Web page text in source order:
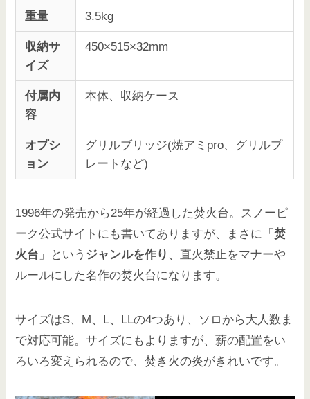
重量 3.5kg
収納サ
イズ
450×515×32mm
付属内
容
本体、収納ケース
オプシ
ョン
グリルブリッジ(焼アミpro、グリルプ
レートなど)
1996年の発売から25年が経過した焚火台。スノーピ
ーク公式サイトにも書いてありますが、まさに「焚
火台 」という ジャンルを作り 、直火禁止をマナーや
ルールにした名作の焚火台になります。
サイズはS、M、L、LLの4つあり、ソロから大人数ま
で対応可能。サイズにもよりますが、薪の配置をい
ろいろ変えられるので、焚き火の炎がきれいです。